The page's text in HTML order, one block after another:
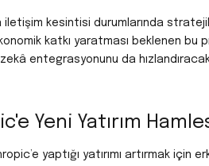
iletişim kesintisi durumlarında
katkı yaratması beklenen bu
entegrasyonunu da
Yeni Yatırım
yaptığı yatırımı artırmak için